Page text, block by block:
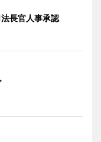
長官人事承認